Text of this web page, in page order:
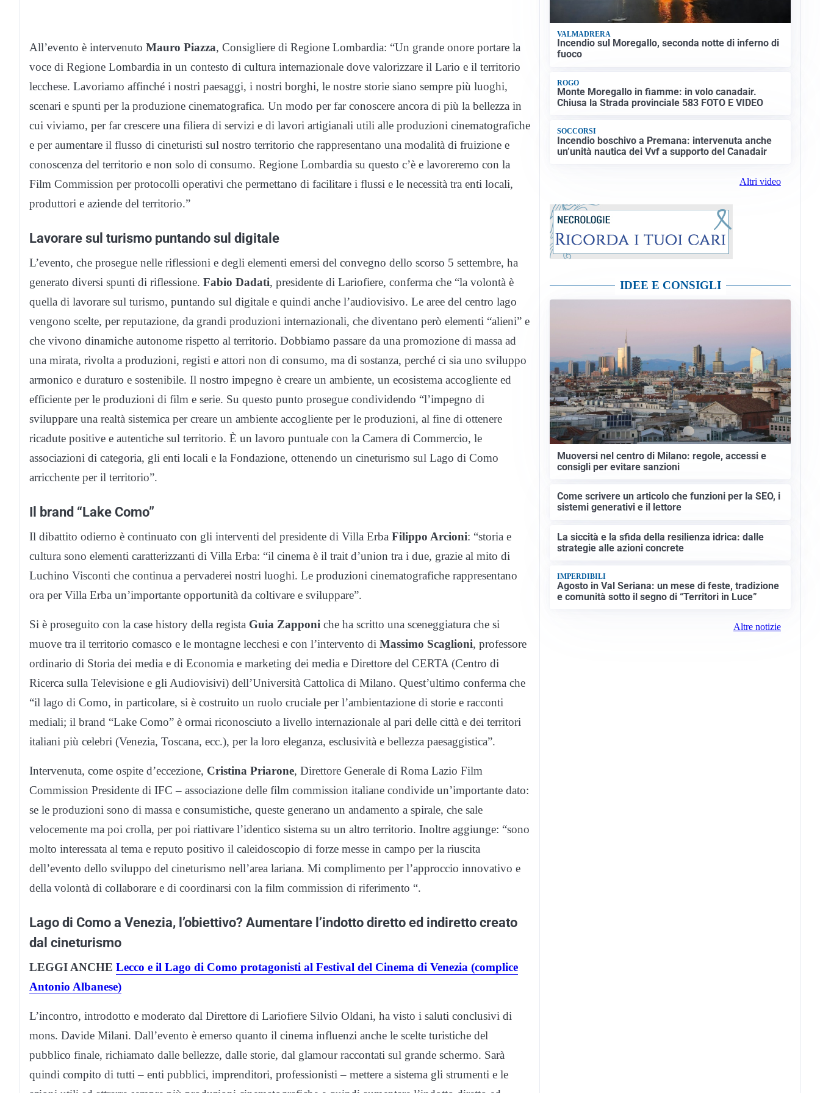
All’evento è intervenuto Mauro Piazza, Consigliere di Regione Lombardia: “Un grande onore portare la
voce di Regione Lombardia in un contesto di cultura internazionale dove valorizzare il Lario e il territorio
lecchese. Lavoriamo affinché i nostri paesaggi, i nostri borghi, le nostre storie siano sempre più luoghi,
scenari e spunti per la produzione cinematografica. Un modo per far conoscere ancora di più la bellezza in
cui viviamo, per far crescere una filiera di servizi e di lavori artigianali utili alle produzioni cinematografiche
e per aumentare il flusso di cineturisti sul nostro territorio che rappresentano una modalità di fruizione e
conoscenza del territorio e non solo di consumo. Regione Lombardia su questo c’è e lavoreremo con la
Film Commission per protocolli operativi che permettano di facilitare i flussi e le necessità tra enti locali,
produttori e aziende del territorio.”
Lavorare sul turismo puntando sul digitale
L’evento, che prosegue nelle riflessioni e degli elementi emersi del convegno dello scorso 5 settembre, ha
generato diversi spunti di riflessione. Fabio Dadati, presidente di Lariofiere, conferma che “la volontà è
quella di lavorare sul turismo, puntando sul digitale e quindi anche l’audiovisivo. Le aree del centro lago
vengono scelte, per reputazione, da grandi produzioni internazionali, che diventano però elementi “alieni” e
che vivono dinamiche autonome rispetto al territorio. Dobbiamo passare da una promozione di massa ad
una mirata, rivolta a produzioni, registi e attori non di consumo, ma di sostanza, perché ci sia uno sviluppo
armonico e duraturo e sostenibile. Il nostro impegno è creare un ambiente, un ecosistema accogliente ed
efficiente per le produzioni di film e serie. Su questo punto prosegue condividendo “l’impegno di
sviluppare una realtà sistemica per creare un ambiente accogliente per le produzioni, al fine di ottenere
ricadute positive e autentiche sul territorio. È un lavoro puntuale con la Camera di Commercio, le
associazioni di categoria, gli enti locali e la Fondazione, ottenendo un cineturismo sul Lago di Como
arricchente per il territorio”.
Il brand “Lake Como”
Il dibattito odierno è continuato con gli interventi del presidente di Villa Erba Filippo Arcioni: “storia e
cultura sono elementi caratterizzanti di Villa Erba: “il cinema è il trait d’union tra i due, grazie al mito di
Luchino Visconti che continua a pervaderei nostri luoghi. Le produzioni cinematografiche rappresentano
ora per Villa Erba un’importante opportunità da coltivare e sviluppare”.
Si è proseguito con la case history della regista Guia Zapponi che ha scritto una sceneggiatura che si
muove tra il territorio comasco e le montagne lecchesi e con l’intervento di Massimo Scaglioni, professore
ordinario di Storia dei media e di Economia e marketing dei media e Direttore del CERTA (Centro di
Ricerca sulla Televisione e gli Audiovisivi) dell’Università Cattolica di Milano. Quest’ultimo conferma che
“il lago di Como, in particolare, si è costruito un ruolo cruciale per l’ambientazione di storie e racconti
mediali; il brand “Lake Como” è ormai riconosciuto a livello internazionale al pari delle città e dei territori
italiani più celebri (Venezia, Toscana, ecc.), per la loro eleganza, esclusività e bellezza paesaggistica”.
Intervenuta, come ospite d’eccezione, Cristina Priarone, Direttore Generale di Roma Lazio Film
Commission Presidente di IFC – associazione delle film commission italiane condivide un’importante dato:
se le produzioni sono di massa e consumistiche, queste generano un andamento a spirale, che sale
velocemente ma poi crolla, per poi riattivare l’identico sistema su un altro territorio. Inoltre aggiunge: “sono
molto interessata al tema e reputo positivo il caleidoscopio di forze messe in campo per la riuscita
dell’evento dello sviluppo del cineturismo nell’area lariana. Mi complimento per l’approccio innovativo e
della volontà di collaborare e di coordinarsi con la film commission di riferimento “.
Lago di Como a Venezia, l’obiettivo? Aumentare l’indotto diretto ed indiretto creato
dal cineturismo
LEGGI ANCHE Lecco e il Lago di Como protagonisti al Festival del Cinema di Venezia (complice
Antonio Albanese)
L’incontro, introdotto e moderato dal Direttore di Lariofiere Silvio Oldani, ha visto i saluti conclusivi di
mons. Davide Milani. Dall’evento è emerso quanto il cinema influenzi anche le scelte turistiche del
pubblico finale, richiamato dalle bellezze, dalle storie, dal glamour raccontati sul grande schermo. Sarà
quindi compito di tutti – enti pubblici, imprenditori, professionisti – mettere a sistema gli strumenti e le
VALMADRERA
Incendio sul Moregallo, seconda notte di inferno di
fuoco
ROGO
Monte Moregallo in fiamme: in volo canadair.
Chiusa la Strada provinciale 583 FOTO E VIDEO
SOCCORSI
Incendio boschivo a Premana: intervenuta anche
un’unità nautica dei Vvf a supporto del Canadair
Altri video
IDEE E CONSIGLI
Muoversi nel centro di Milano: regole, accessi e
consigli per evitare sanzioni
Come scrivere un articolo che funzioni per la SEO, i
sistemi generativi e il lettore
La siccità e la sfida della resilienza idrica: dalle
strategie alle azioni concrete
IMPERDIBILI
Agosto in Val Seriana: un mese di feste, tradizione
e comunità sotto il segno di “Territori in Luce”
Altre notizie